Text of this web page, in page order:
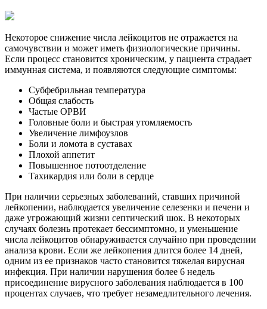
Некоторое снижение числа лейкоцитов не отражается на
самочувствии и может иметь физиологические причины.
Если процесс становится хроническим, у пациента страдает
иммунная система, и появляются следующие симптомы:
Субфебрильная температура
Общая слабость
Частые ОРВИ
Головные боли и быстрая утомляемость
Увеличение лимфоузлов
Боли и ломота в суставах
Плохой аппетит
Повышенное потоотделение
Тахикардия или боли в сердце
При наличии серьезных заболеваний, ставших причиной
лейкопении, наблюдается увеличение селезенки и печени и
даже угрожающий жизни септический шок. В некоторых
случаях болезнь протекает бессимптомно, и уменьшение
числа лейкоцитов обнаруживается случайно при проведении
анализа крови. Если же лейкопения длится более 14 дней,
одним из ее признаков часто становится тяжелая вирусная
инфекция. При наличии нарушения более 6 недель
присоединение вирусного заболевания наблюдается в 100
процентах случаев, что требует незамедлительного лечения.